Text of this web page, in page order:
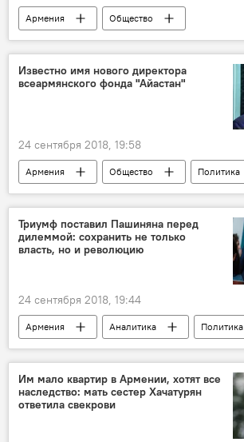
Армения
Общество
Видео из пресс-центра
Мультимедиа
Пашинян Никол
выборы мэра
Известно имя нового директора
всеармянского фонда "Айастан"
24 сентября 2018, 19:58
Армения Общество
Политика
интервью
консультации
фонд
комиссия
Новости Армения
Триумф поставил Пашиняна перед
дилеммой: сохранить не только
власть, но и революцию
24 сентября 2018, 19:44
Армения Аналитика
Политика
Пашинян Никол
выборы
Им мало квартир в Армении, хотят все
наследство: мать сестер Хачатурян
ответила свекрови